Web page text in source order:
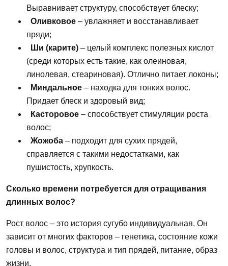
Выравнивает структуру, способствует блеску;
Оливковое – увлажняет и восстанавливает
пряди;
Ши (карите) – целый комплекс полезных кислот
(среди которых есть такие, как олеиновая,
линолевая, стеариновая). Отлично питает локоны;
Миндальное – находка для тонких волос.
Придает блеск и здоровый вид;
Касторовое – способствует стимуляции роста
волос;
Жожоба – подходит для сухих прядей,
справляется с такими недостатками, как
пушистость, хрупкость.
Сколько времени потребуется для отращивания
длинных волос?
Рост волос – это история сугубо индивидуальная. Он
зависит от многих факторов – генетика, состояние кожи
головы и волос, структура и тип прядей, питание, образ
жизни.